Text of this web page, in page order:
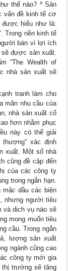
thế nào? ª Sản
vấn đề kinh tế cơ
được hiểu như là:
Trong nền kinh tế
bán vì lợi ích
sẽ được sản xuất.
“The Wealth of
nhà sản xuất sẽ
tranh làm cho
mãn nhu cầu của
nhà sản xuất cố
hơn nhằm phục
này có thể giải
xác định
xuất. Một số nhà
cũng đề cập đến
của các công ty
trong ngắn hạn.
mặc dầu các biện
nhưng người tiêu
và dịch vụ nào sẽ
mong muốn tiêu
cầu. Trong ngắn
lượng sản xuất
ngành cũng cao
công ty mới gia
trường sẽ tăng